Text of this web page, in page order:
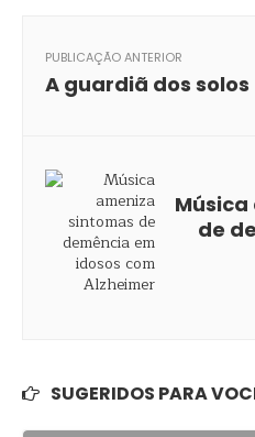
PUBLICAÇÃO ANTERIOR
A guardiã dos solos
de
SUGERIDOS PARA